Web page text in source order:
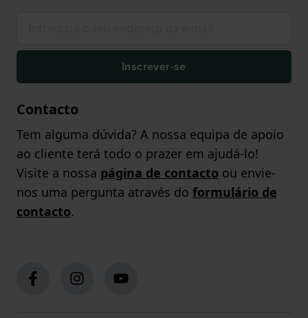
Inscrever-se
Contacto
Tem alguma dúvida? A nossa equipa de apoio
ao cliente terá todo o prazer em ajudá-lo!
Visite a nossa página de contacto ou envie-
nos uma pergunta através do formulário de
contacto.